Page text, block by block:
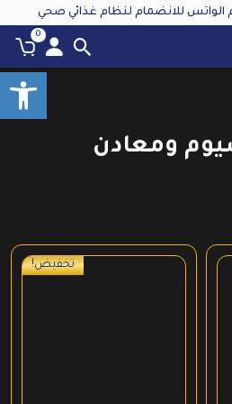
الواتس للانضمام لنظام غذائي صحي
0
ومعادن
تخفيض!